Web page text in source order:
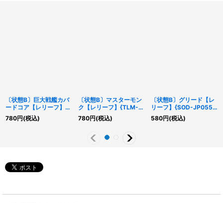
〔状態B〕巨大戦艦カバ
ードコア【レリーフ】
{SOI-JP013}《モンスタ
ー》
780円(税込)
〔状態B〕マスターモン
ク【レリーフ】{TLM-
JP020}《モンスター》
780円(税込)
〔状態B〕グリード【レ
リーフ】{SOD-JP055}
《罠》
580円(税込)